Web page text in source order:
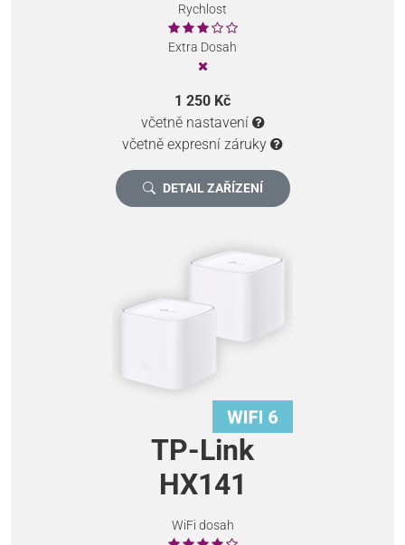
Rychlost
Extra Dosah
1 250 Kč
včetně nastavení
včetně expresní záruky
DETAIL ZAŘÍZENÍ
TP-Link
HX141
WiFi dosah